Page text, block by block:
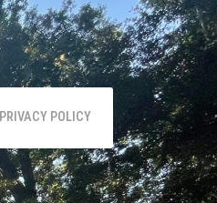
PRIVACY POLICY